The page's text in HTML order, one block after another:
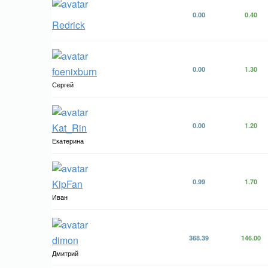
Redrick
0.00 0.40
foenixburn
Сергей
0.00 1.30
Kat_Rin
Екатерина
0.00 1.20
KipFan
Иван
0.99 1.70
dimon
Дмитрий
368.39 146.00